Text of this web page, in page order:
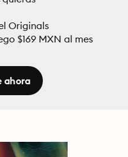
Originals
$169 MXN al mes
ahora